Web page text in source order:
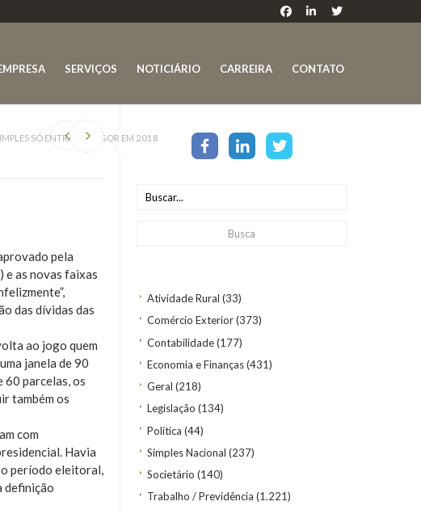
SERVIÇOS NOTICIÁRIO CARREIRA CONTATO
Atividade Rural (33)
Comércio Exterior(373)
Contabilidade(177)
Economia e Finanças(431)
Geral (218)
Legislação (134)
Política (44)
Simples Nacional (237)
Societário (140)
Trabalho / Previdência (1.221)
SÓ ENTRA EM VIGOR EM 2018
pela
e as novas faixas
das dívidas das
ao jogo quem
janela de 90
60 parcelas, os
também os
com
Havia
o período eleitoral,
definição